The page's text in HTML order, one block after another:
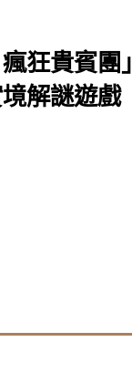
狂貴賓團」
解謎遊戲